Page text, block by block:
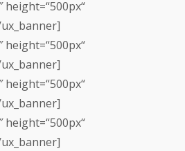
height=“500px“
height=“500px“
height=“500px“
height=“500px“